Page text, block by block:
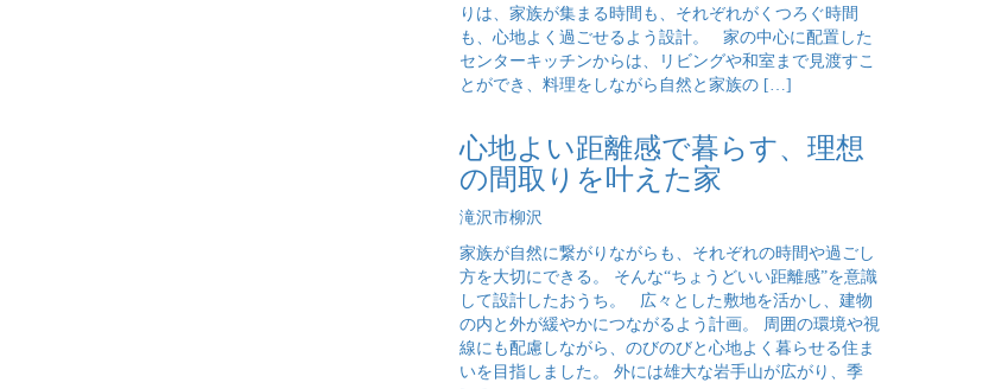
りは、家族が集まる時間も、それぞれがくつろぐ時間
も、心地よく過ごせるよう設計。 家の中心に配置した
センターキッチンからは、リビングや和室まで見渡すこ
とができ、料理をしながら自然と家族の […]
心地よい距離感で暮らす、理想
の間取りを叶えた家
滝沢市柳沢
家族が自然に繋がりながらも、それぞれの時間や過ごし
方を大切にできる。 そんな“ちょうどいい距離感”を意識
して設計したおうち。 広々とした敷地を活かし、建物
の内と外が緩やかにつながるよう計画。 周囲の環境や視
線にも配慮しながら、のびのびと心地よく暮らせる住ま
いを目指しました。 外には雄大な岩手山が広がり、季